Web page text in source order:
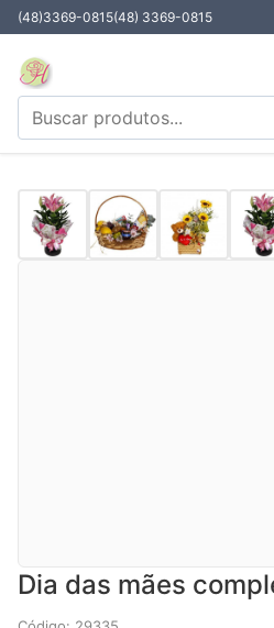
(48)3369-0815(48) 3369-0815
Dia das mães